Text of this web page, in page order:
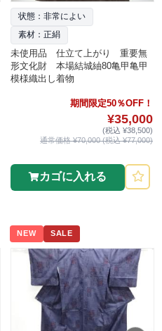
状態：非常によい
素材：正絹
未使用品 仕立て上がり 重要無
形文化財 本場結城紬80亀甲亀甲
模様織出し着物
期間限定50％OFF！
¥35,000
(税込 ¥38,500)
通常価格 ¥70,000 (税込 ¥77,000)
カゴに入れる
NEW SALE